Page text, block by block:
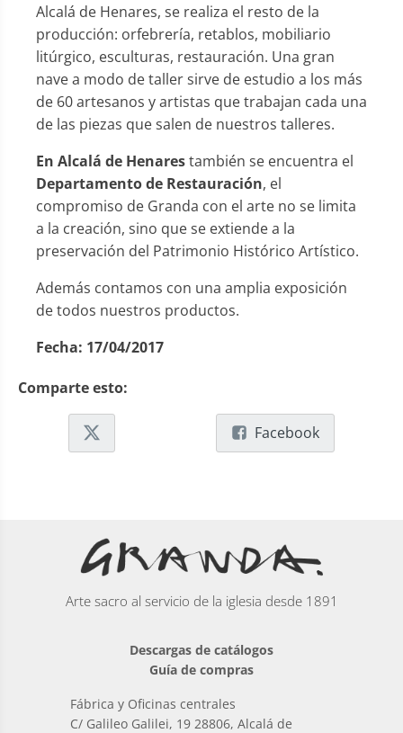
Alcalá de Henares, se realiza el resto de la
producción: orfebrería, retablos, mobiliario
litúrgico, esculturas, restauración. Una gran
nave a modo de taller sirve de estudio a los más
de 60 artesanos y artistas que trabajan cada una
de las piezas que salen de nuestros talleres.
En Alcalá de Henarestambién se encuentra el
Departamento de Restauración, el
compromiso de Granda con el arte no se limita
a la creación, sino que se extiende a la
preservación del Patrimonio Histórico Artístico.
Además contamos con una amplia exposición
de todos nuestros productos.
Fecha: 17/04/2017
Comparte esto:
Facebook
Arte sacro al servicio de la iglesia desde 1891
Descargas de catálogos
Guía de compras
Fábrica y Oficinas centrales
C/ Galileo Galilei, 19 28806, Alcalá de